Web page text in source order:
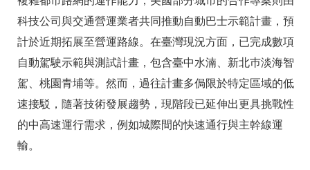
科技公司與交通營運業者共同推動自動巴士示範計畫，預
計於近期拓展至營運路線。在臺灣現況方面，已完成數項
自動駕駛示範與測試計畫，包含臺中水湳、新北巿淡海智
駕、桃園青埔等。然而，過往計畫多侷限於特定區域的低
速接駁，隨著技術發展趨勢，現階段已延伸出更具挑戰性
的中高速運行需求，例如城際間的快速通行與主幹線運
輸。